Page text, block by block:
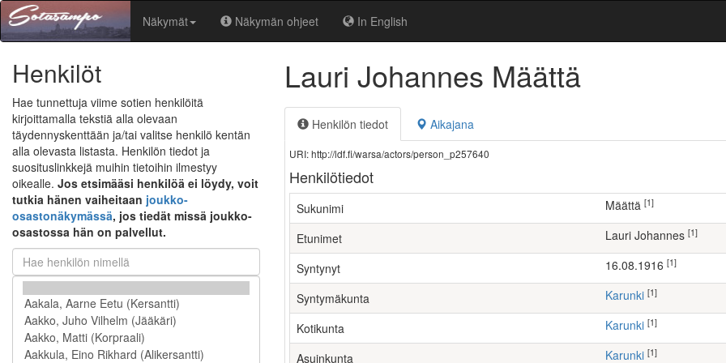
Näkymät Näkymän ohjeet In English
Henkilöt
Hae tunnettuja viime sotien henkilöitä
kirjoittamalla tekstiä alla olevaan
täydennyskenttään ja/tai valitse henkilö kentän
alla olevasta listasta. Henkilön tiedot ja
suosituslinkkejä muihin tietoihin ilmestyy
oikealle. Jos etsimääsi henkilöä ei löydy, voit
tutkia hänen vaiheitaan joukko-
osastonäkymässä, jos tiedät missä joukko-
osastossa hän on palvellut.
Lauri Johannes Määttä
Henkilön tiedot Aikajana
URI: http://ldf.fi/warsa/actors/person_p257640
Henkilötiedot
Sukunimi Määttä [1]
Etunimet Lauri Johannes [1]
Syntynyt 16.08.1916 [1]
Syntymäkunta Karunki [1]
Kotikunta Karunki [1]
Asuinkunta Karunki [1]